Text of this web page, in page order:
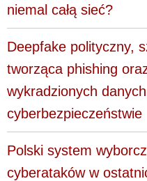
niemal całą sieć?
Deepfake polityczny,
tworząca phishing
wykradzionych
cyberbezpieczeństwie
Polski system
cyberataków w